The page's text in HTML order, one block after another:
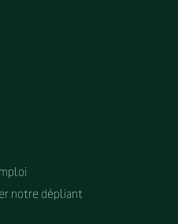
notre dépliant